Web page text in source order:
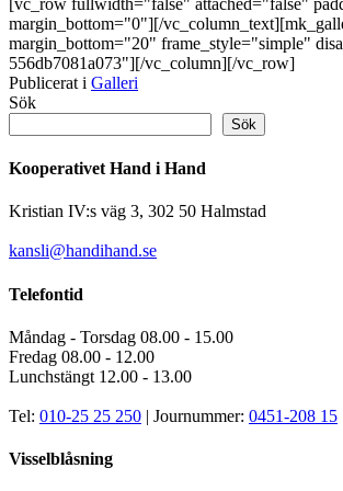
margin_bottom="0"][/
margin_bottom="20" frame_style="simple"
556db7081a073"][/vc_column][/vc_row]
Publicerat i Galleri
Sök
Sök
Kooperativet Hand i Hand
Kristian IV:s väg 3, 302 50 Halmstad
kansli@handihand.se
Telefontid
Måndag - Torsdag 08.00 - 15.00
Fredag 08.00 - 12.00
Lunchstängt 12.00 - 13.00
Tel: 010-25 25 250 | Journummer: 0451-208 15
Visselblåsning